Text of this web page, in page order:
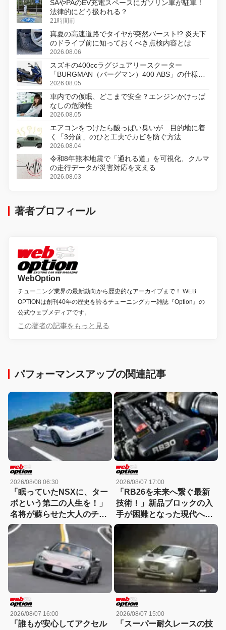
SAやPAのEV充電スペースにガソリン車が駐車！
法律的にどう扱われる？
21時間前
真夏の高速道路でタイヤが突然バースト!? 炎天下
のドライブ前に知っておくべき点検内容とは
2026.08.06
スズキの400ccラグジュアリースクーター
「BURGMAN（バーグマン）400 ABS」の仕様を
変更し、8月18日に発売
2026.08.05
車内での仮眠、どこまで安全？エンジンかけっぱ
なしの危険性
2026.08.05
エアコンをつけたら酸っぱい臭いが…目的地に着
く「3分前」のひと工夫でカビを防ぐ方法
2026.08.04
令和8年熊本地震で「通れる道」を可視化、クルマ
の走行データが災害対応を支える
2026.08.03
著者プロフィール
WebOption
チューニング業界の最新動向から歴史的なアーカイブまで！ WEB
OPTIONは創刊40年の歴史を誇るチューニングカー雑誌『Option』の
公式ウェブメディアです。
この著者の記事をもっと見る
パフォーマンスアップの関連記事
2026/08/08 06:30
「眠っていたNSXに、ター
ボという第二の人生を！」
名将が蘇らせた大人のチュ
ーンドに迫る
2026/08/07 17:00
「RB26を未来へ繋ぐ最新
技術！」新品ブロックの入
手が困難となった現代へ向
けたHKSの回答
2026/08/07 16:00
「誰もが安心してアクセル
2026/08/07 15:00
「スーパー耐久レースの技